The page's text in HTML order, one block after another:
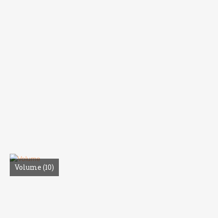
Volume (10)